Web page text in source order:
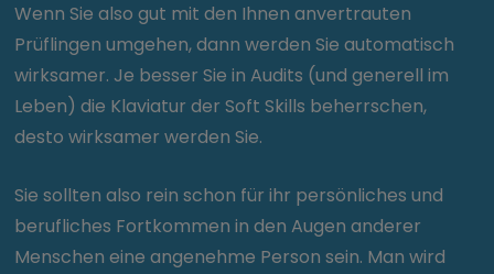
Wenn Sie also gut mit den Ihnen anvertrauten
Prüflingen umgehen, dann werden Sie automatisch
wirksamer. Je besser Sie in Audits (und generell im
Leben) die Klaviatur der Soft Skills beherrschen,
desto wirksamer werden Sie.
Sie sollten also rein schon für ihr persönliches und
berufliches Fortkommen in den Augen anderer
Menschen eine angenehme Person sein. Man wird